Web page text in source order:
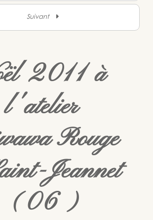
Suivant
2011 à
l'atelier
Rouge
Jeannet
(06)